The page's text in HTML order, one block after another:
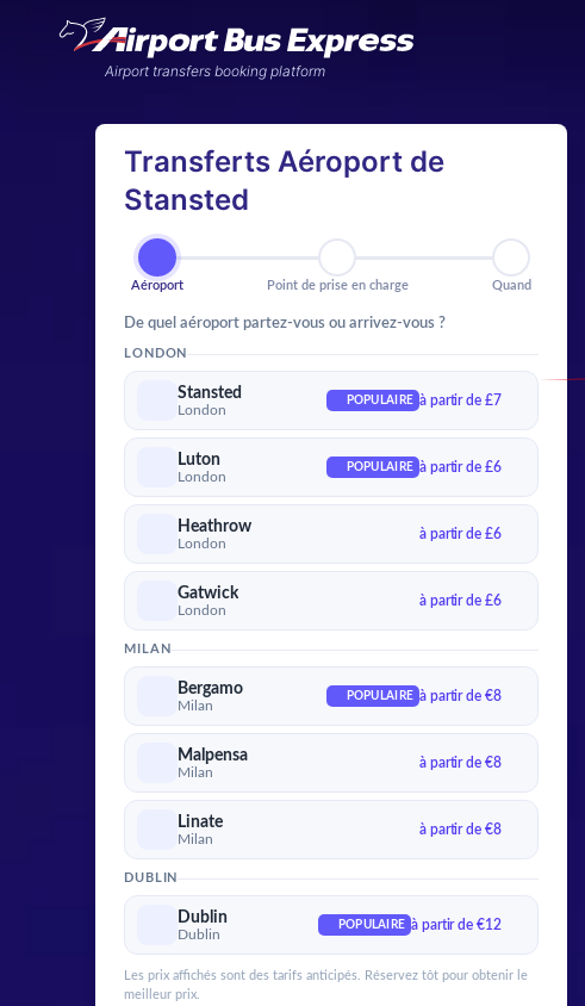
Airport transfers booking platform
Transferts Aéroport de
Stansted
Aéroport
Aéroport
Point de prise en charge
Point de prise en charge
Quand
Quand
De quel aéroport partez-vous ou arrivez-vous ?
LONDON
Stansted
London
POPULAIRE à partir de £7
Luton
London
POPULAIRE à partir de £6
Heathrow
London
à partir de £6
Gatwick
London
à partir de £6
MILAN
Bergamo
Milan
POPULAIRE à partir de €8
Malpensa
Milan
à partir de €8
Linate
Milan
à partir de €8
DUBLIN
Dublin
Dublin
POPULAIRE à partir de €12
Les prix affichés sont des tarifs anticipés. Réservez tôt pour obtenir le
meilleur prix.